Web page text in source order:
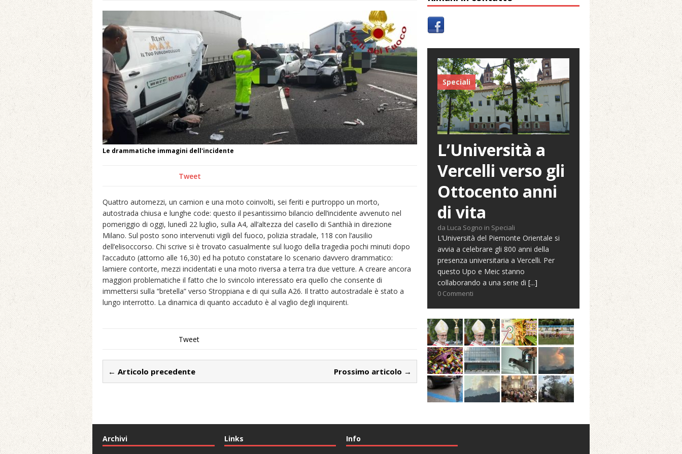
Le drammatiche immagini dell'incidente
Tweet
Quattro automezzi, un camion e una moto coinvolti, sei feriti e purtroppo un morto,
autostrada chiusa e lunghe code: questo il pesantissimo bilancio dell’incidente avvenuto nel
pomeriggio di oggi, lunedì 22 luglio, sulla A4, all’altezza del casello di Santhià in direzione
Milano. Sul posto sono intervenuti vigili del fuoco, polizia stradale, 118 con l’ausilio
dell’elisoccorso. Chi scrive si è trovato casualmente sul luogo della tragedia pochi minuti dopo
l’accaduto (attorno alle 16,30) ed ha potuto constatare lo scenario davvero drammatico:
lamiere contorte, mezzi incidentati e una moto riversa a terra tra due vetture. A creare ancora
maggiori problematiche il fatto che lo svincolo interessato era quello che consente di
immettersi sulla “bretella” verso Stroppiana e di qui sulla A26. Il tratto autostradale è stato a
lungo interrotto. La dinamica di quanto accaduto è al vaglio degli inquirenti.
Tweet
← Articolo precedente Prossimo articolo →
Speciali
L’Università a
Vercelli verso gli
Ottocento anni
di vita
da Luca Sogno in Speciali
L’Università del Piemonte Orientale si
avvia a celebrare gli 800 anni della
presenza universitaria a Vercelli. Per
questo Upo e Meic stanno
collaborando a una serie di [...]
0 Commenti
Archivi Links Info